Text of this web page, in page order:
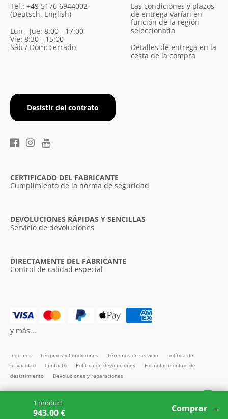
1 product
943.00 € Comprar
Tel.: +49 5176 6944002
(Deutsch, English)
Lun - Jue: 8:00 - 17:00
Vie: 8:30 - 15:00
Sáb / Dom: cerrado
Desistir del contrato
Las condiciones y plazos
de entrega varían en
función de la región
seleccionada
Detalles de entrega en la
cesta de la compra
CERTIFICADO DEL FABRICANTE
Cumplimiento de la norma de seguridad
DEVOLUCIONES RÁPIDAS Y SENCILLAS
Servicio de devoluciones
DIRECTAMENTE DEL FABRICANTE
Control de calidad especial
Imprimir Términos y Condiciones Términos de servicio
política de
privacidad
Contacto Política de devoluciones
Formulario online de
desistimiento
Devoluciones y reparaciones
Todos los precios incl. IVA
Copyright SMARTBett GmbH © 2026
y más...